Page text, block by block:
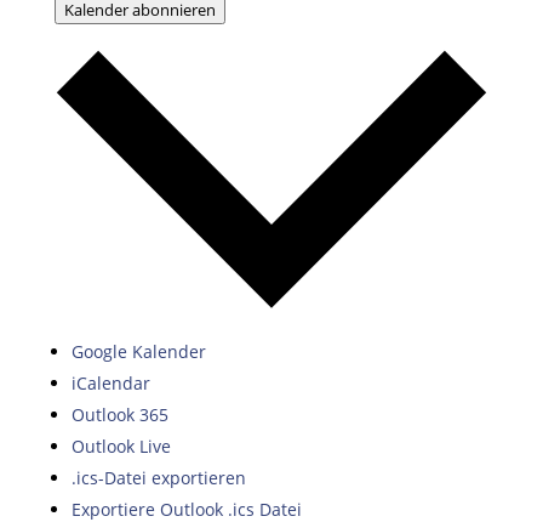
Kalender abonnieren
Google Kalender
iCalendar
Outlook 365
Outlook Live
.ics-Datei exportieren
Exportiere Outlook .ics Datei